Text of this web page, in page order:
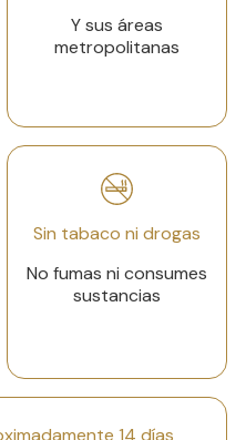
Y sus áreas
metropolitanas
Sin tabaco ni drogas
No fumas ni consumes
sustancias
14 días